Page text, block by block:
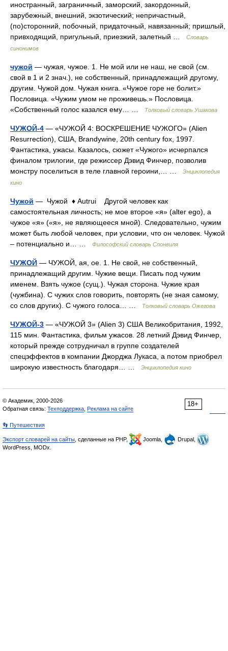
иностранный, заграничный, заморский, закордонный,
зарубежный, внешний, экзотический; непричастный,
(по)сторонний, побочный, придаточный, навязанный; пришлый,
привходящий, пригульный, приезжий, залетный …
Словарь
синонимов
чужой — чужая, чужое. 1. Не мой или не наш, не свой (см.
свой в 1 и 2 знач.), не собственный, принадлежащий другому,
другим. Чужой дом. Чужая книга. «Чужое горе не болит.»
Пословица. «Чужим умом не проживешь.» Пословица.
«Собственный голос казался ему… …
Толковый словарь Ушакова
ЧУЖОЙ-4 — «ЧУЖОЙ 4: ВОСКРЕШЕНИЕ ЧУЖОГО» (Alien
Resurrection), США, Brandywine, 20th century fox, 1997.
Фантастика, ужасы. Казалось, сюжет «Чужого» исчерпался
финалом трилогии, где режиссер Дэвид Финчер, позволив
монстру поселиться в теле главной героини,… …
Энциклопедия
кино
Чужой — Чужой ♦ Autrui Другой человек как
самостоятельная личность; не мое второе «я» (alter ego), а
чужое «я» («я», не являющееся мной). Следовательно, чужим
может быть любой человек, при условии, что он человек. Чужой
– потенциально и… …
Философский словарь Спонвиля
ЧУЖОЙ — ЧУЖОЙ, ая, ое. 1. Не свой, не собственный,
принадлежащий другим. Чужие вещи. Писать под чужим
именем. Взять чужое (сущ.). Чужая сторона. Чужие края
(чужбина). С чужих слов говорить, повторять (не зная самому,
со слов других). С чужого голоса… …
Толковый словарь Ожегова
ЧУЖОЙ-3 — «ЧУЖОЙ 3» (Alien 3) США Великобритания, 1992,
115 мин. Фантастика, фильм ужасов. 28 летний Дэвид Финчер,
который прежде сотрудничал в группе создателей
спецэффектов в компании Джорджа Лукаса, а потом приобрел
широкую известность благодаря… …
Энциклопедия кино
18+
© Академик, 2000-2026
Обратная связь: Техподдержка Реклама на сайте
👣 Путешествия
Экспорт словарей на сайты , сделанные на PHP, Joomla,
Drupal,
WordPress, MODx.